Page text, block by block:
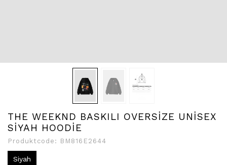
THE WEEKND BASKILI OVERSİZE UNİSEX
SİYAH HOODİE
Produktcode: BM816E2644
Siyah